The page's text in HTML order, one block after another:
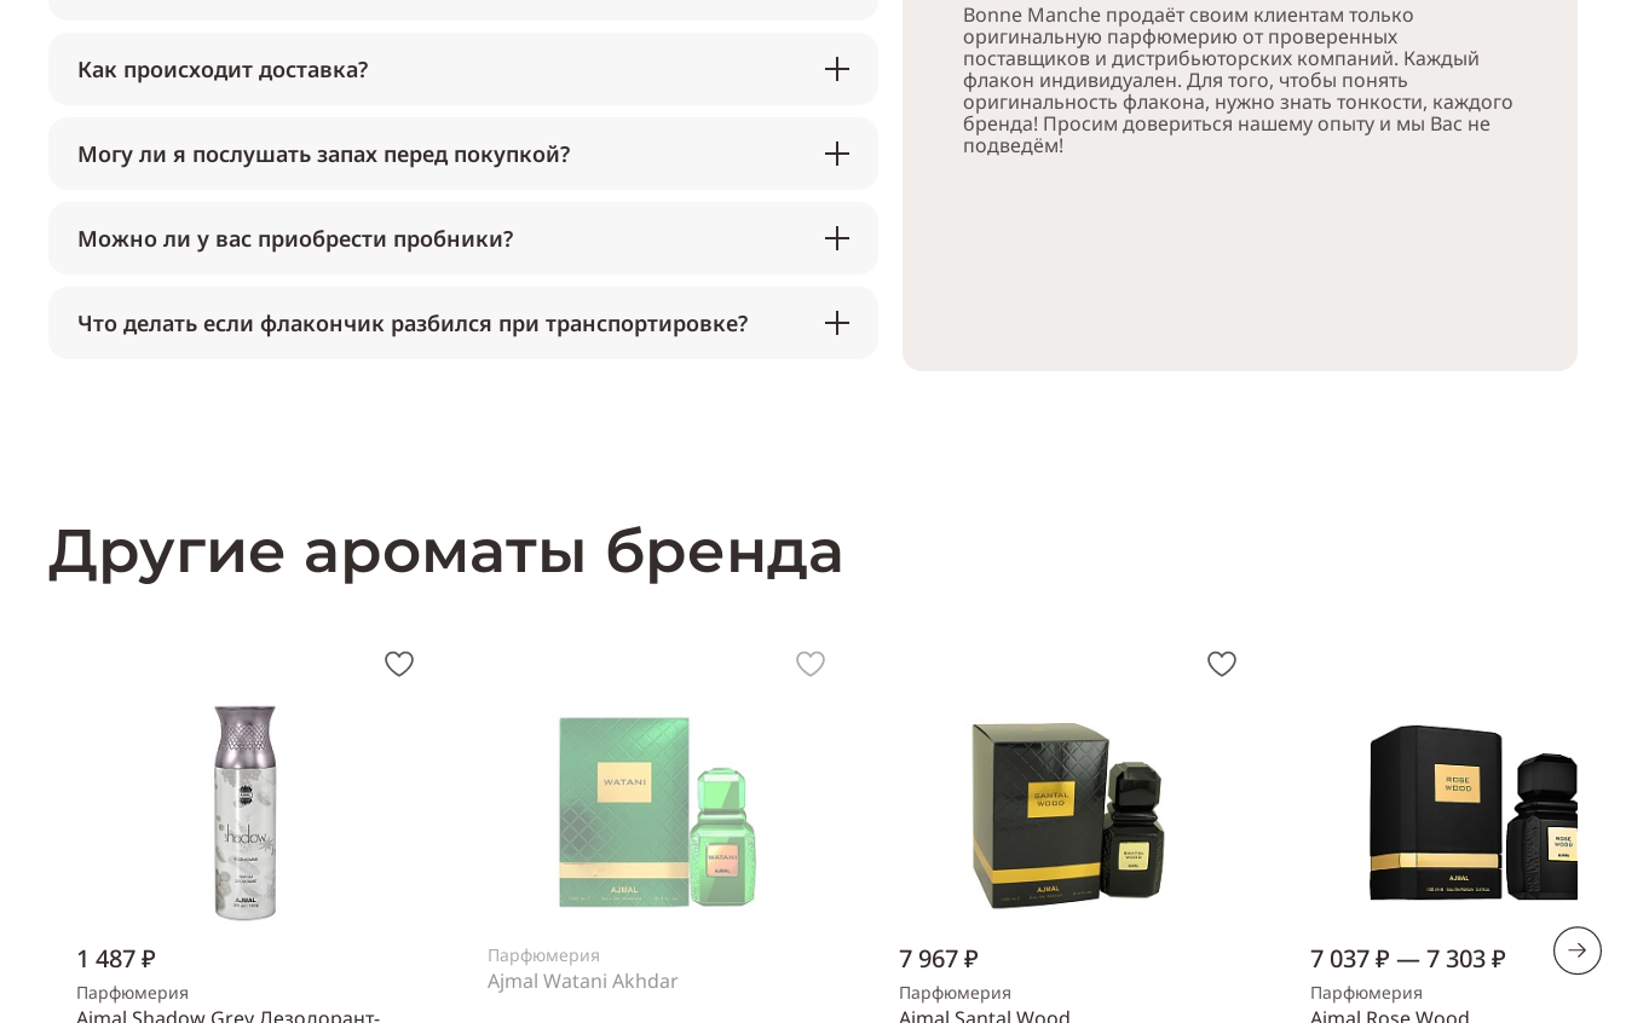
Как происходит доставка?
Могу ли я послушать запах перед покупкой?
Можно ли у вас приобрести пробники?
Что делать если флакончик разбился при транспортировке?
Bonne Manche продаёт своим клиентам только
оригинальную парфюмерию от проверенных
поставщиков и дистрибьюторских компаний. Каждый
флакон индивидуален. Для того, чтобы понять
оригинальность флакона, нужно знать тонкости, каждого
бренда! Просим довериться нашему опыту и мы Вас не
подведём!
Другие ароматы бренда
1 487 ₽
Парфюмерия
Парфюмерия
Ajmal Watani Akhdar
7 967 ₽
Парфюмерия
7 037 ₽ — 7 303 ₽
Парфюмерия